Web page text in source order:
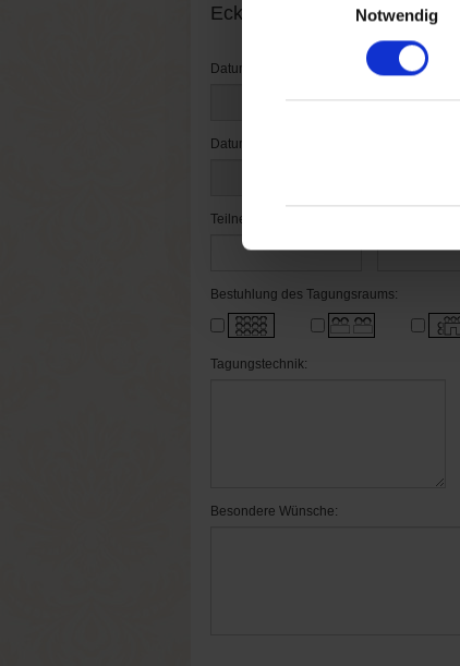
Notwendig
Eckdaten zur Tagung
Datum von:
Datum bis:
Teilnehmerzahl:
Bestuhlung des Tagungsraums:
Tagungstechnik:
Besondere Wünsche: